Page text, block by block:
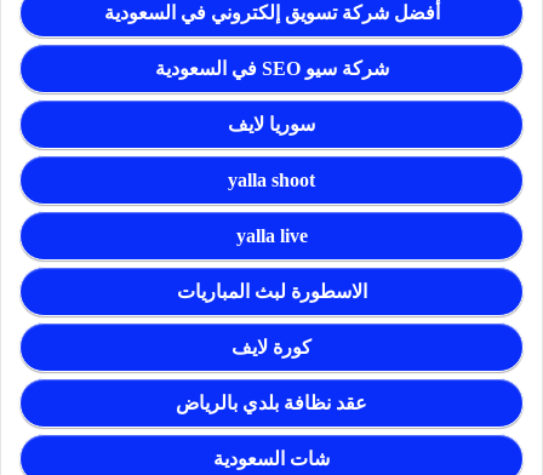
أفضل شركة تسويق إلكتروني في السعودية
شركة سيو SEO في السعودية
سوريا لايف
yalla shoot
yalla live
الاسطورة لبث المباريات
كورة لايف
عقد نظافة بلدي بالرياض
شات السعودية